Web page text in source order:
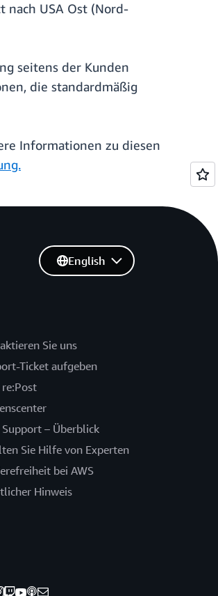
USA Ost (Nord-
seitens der Kunden
die standardmäßig
Informationen zu diesen
Sie uns
Ticket aufgeben
re:Post
Support – Überblick
Sie Hilfe von Experten
bei AWS
Hinweis
English